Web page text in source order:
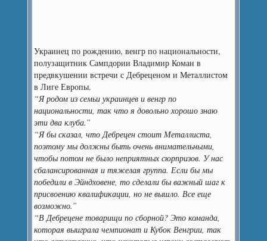
Украинец по рождению, венгр по национальности,
полузащитник Сампдории Владимир Коман в
предвкушении встречи с Дебреценом и Металлистом
в Лиге Европы.
“Я родом из семьи украинцев и венгр по
национальности, так что я довольно хорошо знаю
эти два клуба.”
“Я бы сказал, что Дебрецен стоит Металлиста,
поэтому мы должны быть очень внимательными,
чтобы потом не было неприятных сюрпризов. У нас
сбалансированная и тяжелая группа. Если бы мы
победили в Эйндховене, то сделали бы важный шаг к
присвоению квалификации, но не вышло. Все еще
возможно.”
“В Дебрецене товарищи по сборной? Это команда,
которая выиграла чемпионат и Кубок Венгрии, так